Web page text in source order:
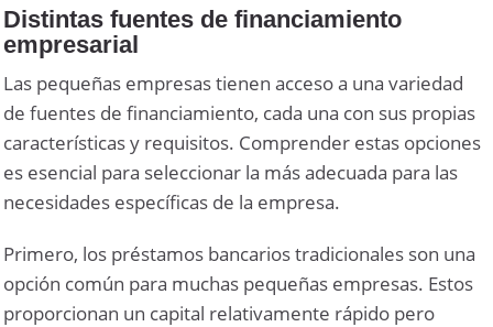
Distintas fuentes de financiamiento
empresarial
Las pequeñas empresas tienen acceso a una variedad
de fuentes de financiamiento, cada una con sus propias
características y requisitos. Comprender estas opciones
es esencial para seleccionar la más adecuada para las
necesidades específicas de la empresa.
Primero, los préstamos bancarios tradicionales son una
opción común para muchas pequeñas empresas. Estos
proporcionan un capital relativamente rápido pero